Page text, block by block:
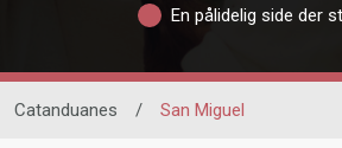
En pålidelig side der
Catanduanes / San Miguel